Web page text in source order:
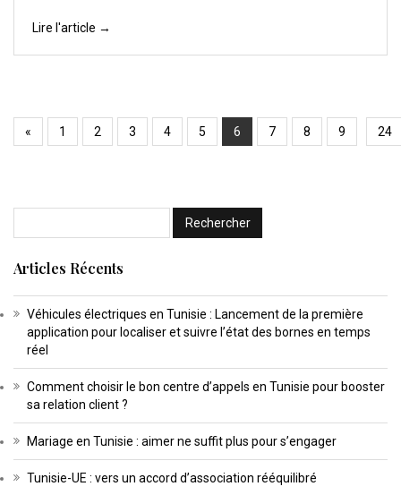
Lire l'article →
« 1 2 3 4 5 6 7 8 9 24
Articles Récents
Véhicules électriques en Tunisie : Lancement de la première
application pour localiser et suivre l’état des bornes en temps
réel
Comment choisir le bon centre d’appels en Tunisie pour booster
sa relation client ?
Mariage en Tunisie : aimer ne suffit plus pour s’engager
Tunisie-UE : vers un accord d’association rééquilibré